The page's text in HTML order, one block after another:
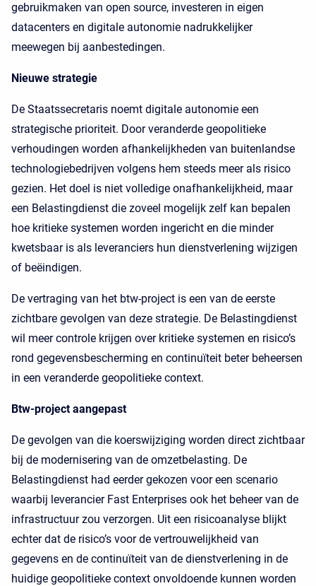
gebruikmaken van open source, investeren in eigen
datacenters en digitale autonomie nadrukkelijker
meewegen bij aanbestedingen.
Nieuwe strategie
De Staatssecretaris noemt digitale autonomie een
strategische prioriteit. Door veranderde geopolitieke
verhoudingen worden afhankelijkheden van buitenlandse
technologiebedrijven volgens hem steeds meer als risico
gezien. Het doel is niet volledige onafhankelijkheid, maar
een Belastingdienst die zoveel mogelijk zelf kan bepalen
hoe kritieke systemen worden ingericht en die minder
kwetsbaar is als leveranciers hun dienstverlening wijzigen
of beëindigen.
De vertraging van het btw-project is een van de eerste
zichtbare gevolgen van deze strategie. De Belastingdienst
wil meer controle krijgen over kritieke systemen en risico’s
rond gegevensbescherming en continuïteit beter beheersen
in een veranderde geopolitieke context.
Btw-project aangepast
De gevolgen van die koerswijziging worden direct zichtbaar
bij de modernisering van de omzetbelasting. De
Belastingdienst had eerder gekozen voor een scenario
waarbij leverancier Fast Enterprises ook het beheer van de
infrastructuur zou verzorgen. Uit een risicoanalyse blijkt
echter dat de risico’s voor de vertrouwelijkheid van
gegevens en de continuïteit van de dienstverlening in de
huidige geopolitieke context onvoldoende kunnen worden